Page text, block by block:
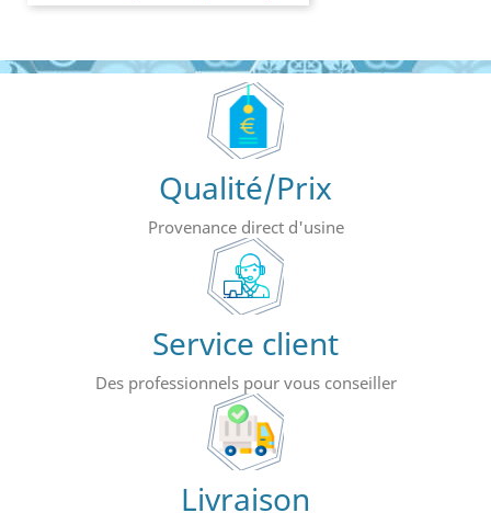
Qualité/Prix
Provenance direct d'usine
Service client
Des professionnels pour vous conseiller
Livraison